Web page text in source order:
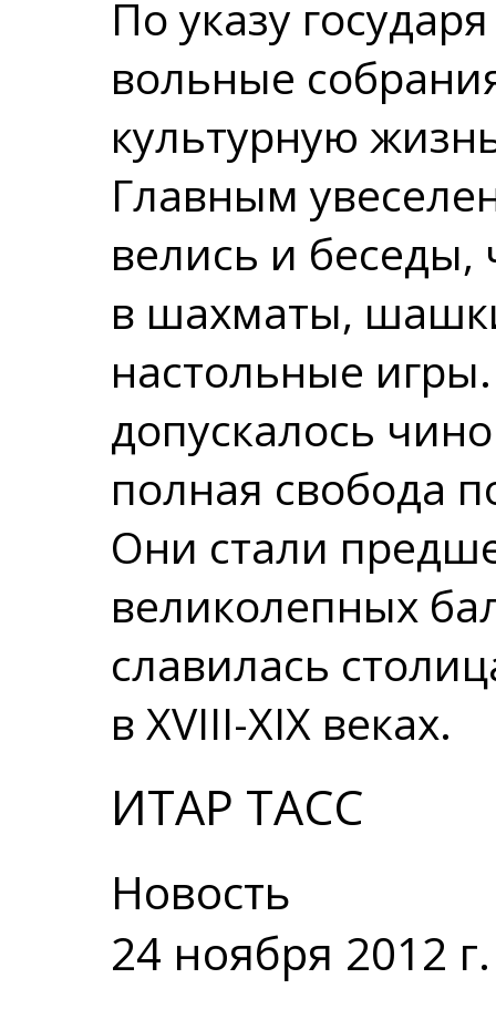
По указу
вольные
культурную
Главным
велись и беседы,
в шахматы,
настольные
допускалось
полная свобода
Они стали
великолепных
славилась
в XVIII-XIX веках.
ИТАР ТАСС
Новость
24 ноября 2012